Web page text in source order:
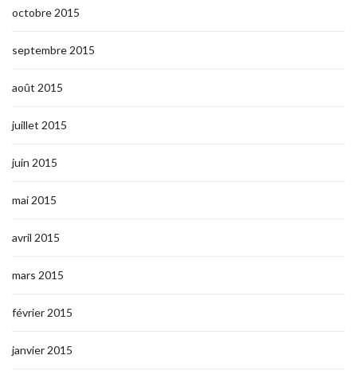
octobre 2015
septembre 2015
août 2015
juillet 2015
juin 2015
mai 2015
avril 2015
mars 2015
février 2015
janvier 2015